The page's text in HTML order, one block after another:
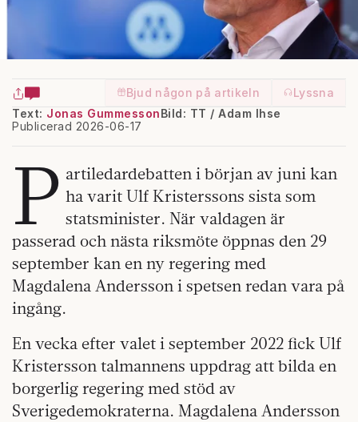
Bjud någon på artikeln
Lyssna
Text: Jonas Gummesson
Publicerad 2026-06-17
Bild: TT / Adam Ihse
P artiledardebatten i början av juni kan
ha varit Ulf Kristerssons sista som
statsminister. När valdagen är
passerad och nästa riksmöte öppnas den 29
september kan en ny regering med
Magdalena Andersson i spetsen redan vara på
ingång.
En vecka efter valet i september 2022 fick Ulf
Kristersson talmannens uppdrag att bilda en
borgerlig regering med stöd av
Sverigedemokraterna. Magdalena Andersson